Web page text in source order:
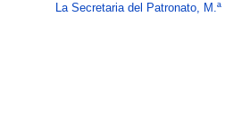
La Secretaria del Patronato,